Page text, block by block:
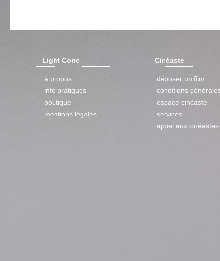
Light Cone
à propos
info pratiques
boutique
mentions légales
Cinéaste
déposer un film
conditions
espace cinéaste
services
appel aux cinéastes